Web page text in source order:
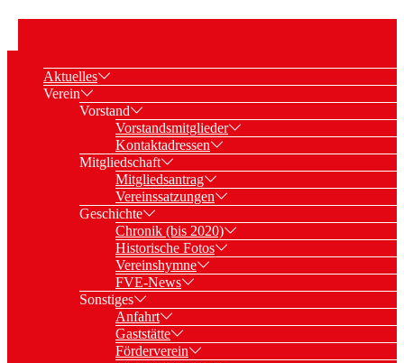
Aktuelles
Verein
Vorstand
Vorstandsmitglieder
Kontaktadressen
Mitgliedschaft
Mitgliedsantrag
Vereinssatzungen
Geschichte
Chronik (bis 2020)
Historische Fotos
Vereinshymne
FVE-News
Sonstiges
Anfahrt
Gaststätte
Förderverein